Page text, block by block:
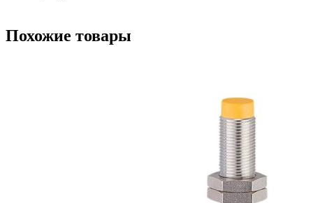
Похожие товары